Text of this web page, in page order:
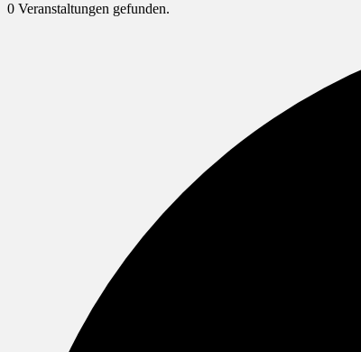
0 Veranstaltungen gefunden.